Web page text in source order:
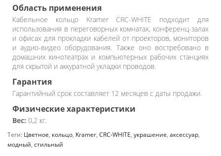
Область применения
Кабельное кольцо Kramer CRC-WHITE подходит для
использования в переговорных комнатах, конференц-залах
и офисах для прокладки кабелей от проекторов, мониторов
и аудио-видео оборудования. Также оно востребовано в
домашних кинотеатрах и компьютерных рабочих станциях
для скрытой и аккуратной укладки проводов.
Гарантия
Гарантийный срок составляет 12 месяцев с даты продажи.
Физические характеристики
Вес: 0,2 кг.
Теги: Цветное, кольцо, Kramer, CRC-WHITE, украшение, аксессуар,
модный, стильный